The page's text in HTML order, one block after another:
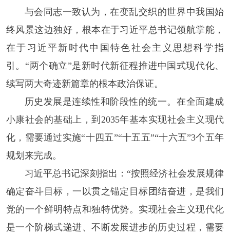
与会同志一致认为，在变乱交织的世界中我国始
终风景这边独好，根本在于习近平总书记领航掌舵，
在于习近平新时代中国特色社会主义思想科学指
引。“两个确立”是新时代新征程推进中国式现代化、
续写两大奇迹新篇章的根本政治保证。
历史发展是连续性和阶段性的统一。在全面建成
小康社会的基础上，到2035年基本实现社会主义现代
化，需要通过实施“十四五”“十五五”“十六五”3个五年
规划来完成。
习近平总书记深刻指出：“按照经济社会发展规律
确定奋斗目标，一以贯之锚定目标团结奋进，是我们
党的一个鲜明特点和独特优势。实现社会主义现代化
是一个阶梯式递进、不断发展进步的历史过程，需要